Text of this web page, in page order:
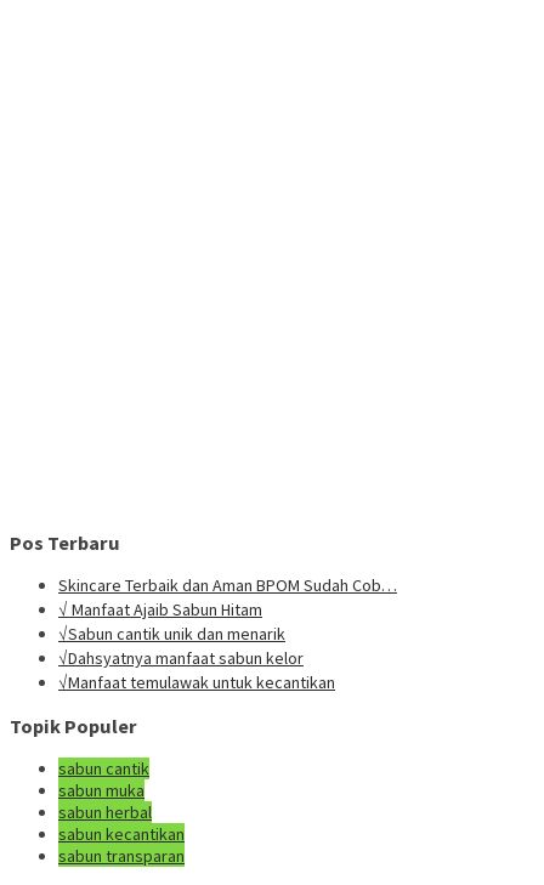
Pos Terbaru
Skincare Terbaik dan Aman BPOM Sudah Cob…
√ Manfaat Ajaib Sabun Hitam
√Sabun cantik unik dan menarik
√Dahsyatnya manfaat sabun kelor
√Manfaat temulawak untuk kecantikan
Topik Populer
sabun cantik
sabun muka
sabun herbal
sabun kecantikan
sabun transparan